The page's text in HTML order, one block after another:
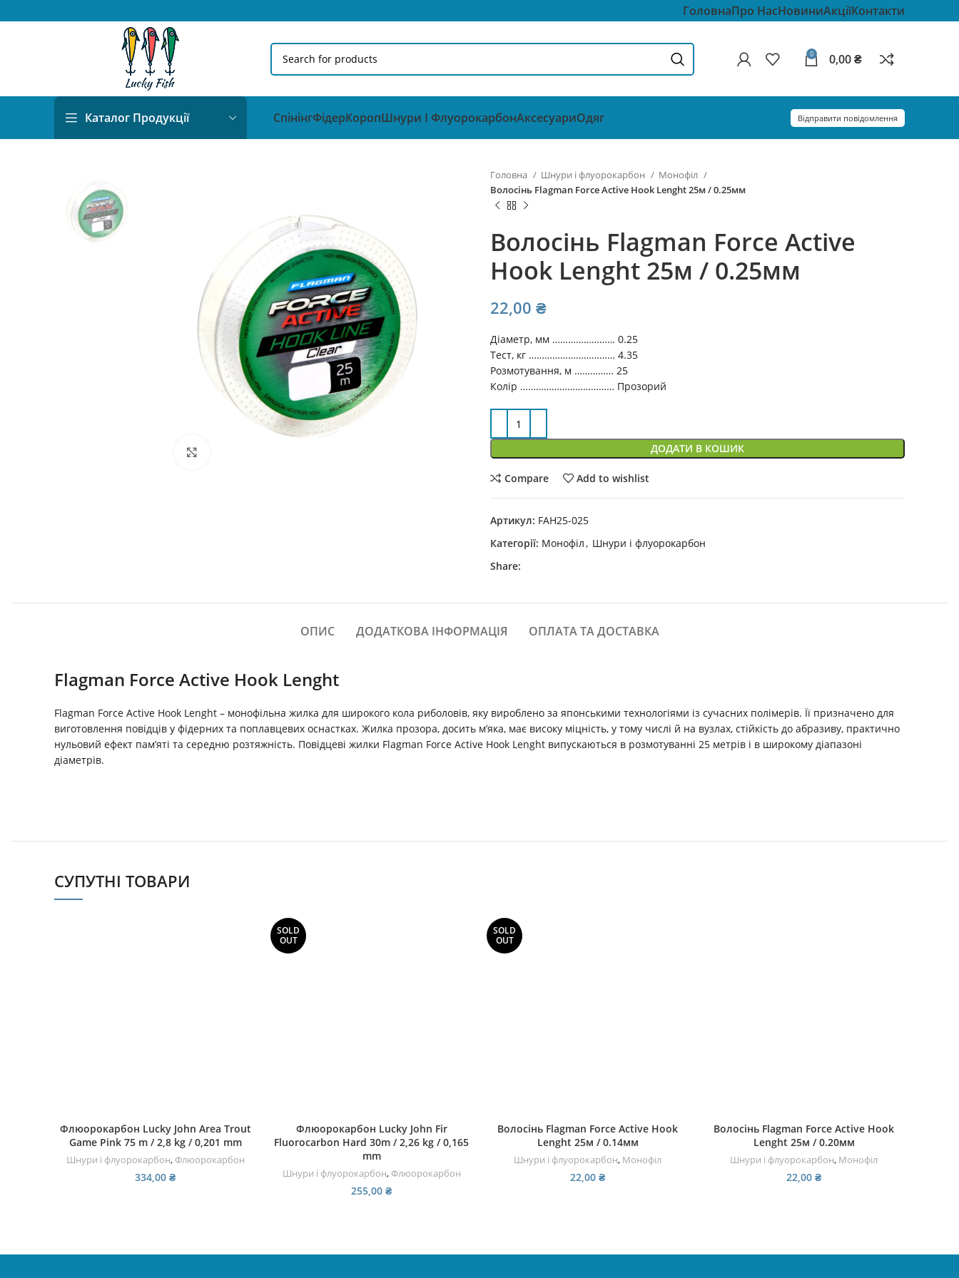
ГоловнаПро НасНовиниАкціїКонтакти
0 0,00₴
Каталог Продукції СпінінгФідерКоропШнури І ФлуорокарбонАксесуариОдяг Відправити повідомлення
Головна Шнури і флуорокарбон
Монофіл
Волосінь Flagman Force Active Hook Lenght 25м / 0.25мм
Волосінь Flagman Force Active
Hook Lenght 25м / 0.25мм
22,00 ₴
Діаметр, мм …………………… 0.25
Тест, кг …………………………… 4.35
Розмотування, м …………… 25
Колір ……………………………… Прозорий
ДОДАТИ В КОШИК
Compare Add to wishlist
Артикул: FAH25-025
Категорії: Монофіл, Шнури і флуорокарбон
Share:
ОПИС ДОДАТКОВА ІНФОРМАЦІЯ ОПЛАТА ТА ДОСТАВКА
Flagman Force Active Hook Lenght
Flagman Force Active Hook Lenght – монофільна жилка для широкого кола риболовів, яку вироблено за японськими технологіями із сучасних полімерів. Її призначено для
виготовлення повідців у фідерних та поплавцевих оснастках. Жилка прозора, досить м’яка, має високу міцність, у тому числі й на вузлах, стійкість до абразиву, практично
нульовий ефект пам’яті та середню розтяжність. Повідцеві жилки Flagman Force Active Hook Lenght випускаються в розмотуванні 25 метрів і в широкому діапазоні
діаметрів.
СУПУТНІ ТОВАРИ
ДОДАТИ В КОШИК
Флюорокарбон Lucky John Area Trout
Game Pink 75 m / 2,8 kg / 0,201 mm
Шнури і флуорокарбон,Флюорокарбон
334,00 ₴
SOLD
OUT
ЧИТАТИ ДАЛІ
Флюорокарбон Lucky John Fir
Fluorocarbon Hard 30m / 2,26 kg / 0,165
mm
Шнури і флуорокарбон,Флюорокарбон
255,00 ₴
SOLD
OUT
Волосінь Flagman Force Active Hook
Lenght 25м / 0.14мм
Шнури і флуорокарбон, Монофіл
22,00 ₴
ДОДАТИ В КОШИК
Волосінь Flagman Force Active Hook
Lenght 25м / 0.20мм
Шнури і флуорокарбон, Монофіл
22,00 ₴